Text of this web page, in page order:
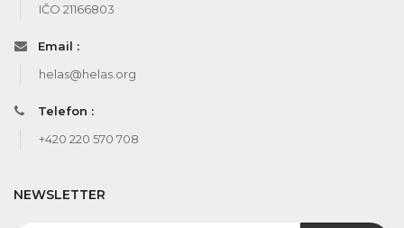
IČO 21166803
Email :
helas@helas.org
Telefon :
+420 220 570 708
NEWSLETTER